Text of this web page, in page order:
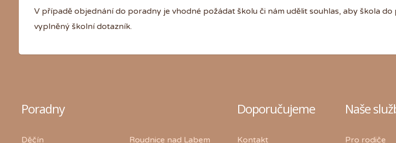
V případě objednání do poradny je vhodné požádat školu či nám udělit souhlas, aby škola do
vyplněný školní dotazník.
Poradny
Děčín Roudnice nad Labem
Doporučujeme
Kontakt
Naše
Pro rodiče